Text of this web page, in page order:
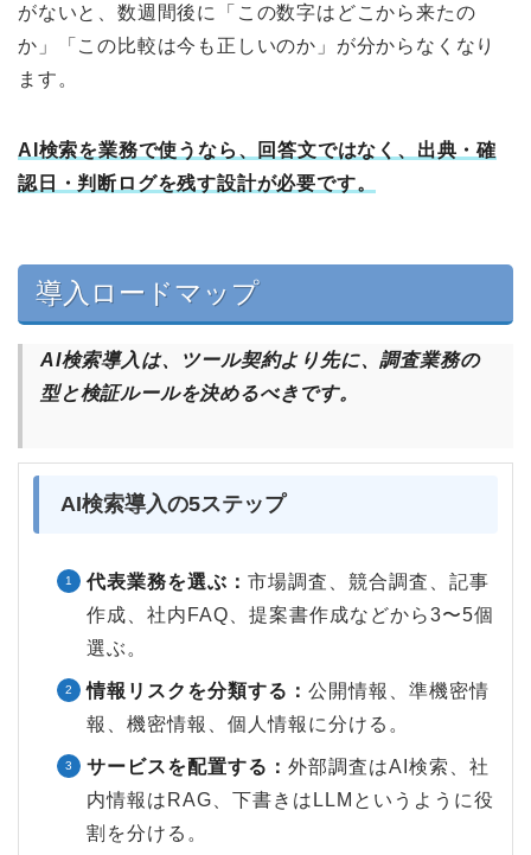
がないと、数週間後に「この数字はどこから来たの
か」「この比較は今も正しいのか」が分からなくなり
ます。
AI検索を業務で使うなら、回答文ではなく、出典・確
認日・判断ログを残す設計が必要です。
導入ロードマップ
AI検索導入は、ツール契約より先に、調査業務の
型と検証ルールを決めるべきです。
AI検索導入の5ステップ
代表業務を選ぶ： 市場調査、競合調査、記事
作成、社内FAQ、提案書作成などから3〜5個
選ぶ。
情報リスクを分類する： 公開情報、準機密情
報、機密情報、個人情報に分ける。
サービスを配置する： 外部調査はAI検索、社
内情報はRAG、下書きはLLMというように役
割を分ける。